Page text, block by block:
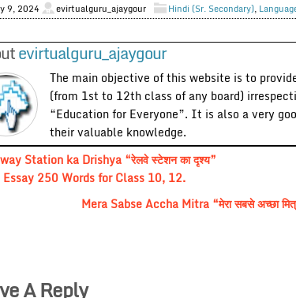
9, 2024 evirtualguru_ajaygour Hindi (Sr. Secondary),
evirtualguru_ajaygour
The main objective of this website is to
(from 1st to 12th class of any board)
“Education for Everyone”. It is also a very
their valuable knowledge.
Station ka Drishya “रेलवे स्टेशन का दृश्य”
Essay 250 Words for Class 10, 12.
Mera Sabse Accha Mitra “मेरा सबसे अच्छा
A Reply